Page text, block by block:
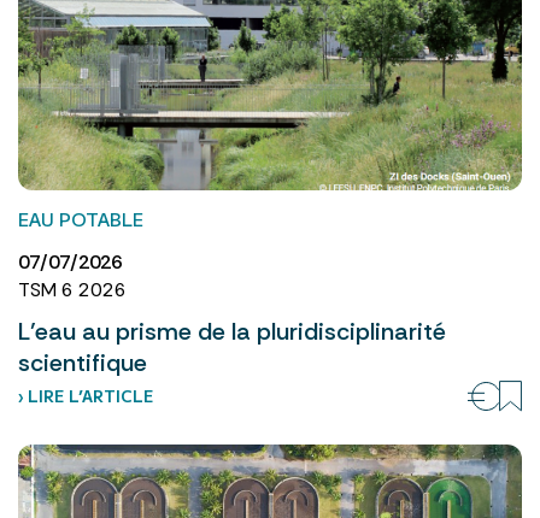
EAU POTABLE
07/07/2026
TSM 6 2026
L’eau au prisme de la pluridisciplinarité
scientifique
› LIRE L’ARTICLE